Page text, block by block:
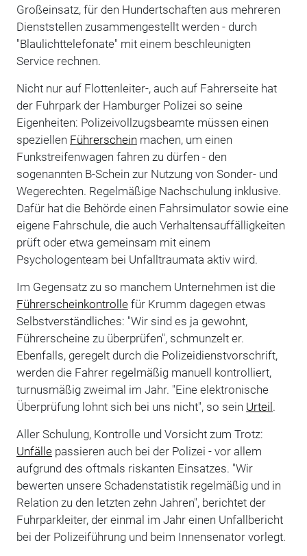
Großeinsatz, für den Hundertschaften aus mehreren
Dienststellen zusammengestellt werden - durch
"Blaulichttelefonate" mit einem beschleunigten
Service rechnen.
Nicht nur auf Flottenleiter-, auch auf Fahrerseite hat
der Fuhrpark der Hamburger Polizei so seine
Eigenheiten: Polizeivollzugsbeamte müssen einen
speziellen Führerschein machen, um einen
Funkstreifenwagen fahren zu dürfen - den
sogenannten B-Schein zur Nutzung von Sonder- und
Wegerechten. Regelmäßige Nachschulung inklusive.
Dafür hat die Behörde einen Fahrsimulator sowie eine
eigene Fahrschule, die auch Verhaltensauffälligkeiten
prüft oder etwa gemeinsam mit einem
Psychologenteam bei Unfalltraumata aktiv wird.
Im Gegensatz zu so manchem Unternehmen ist die
Führerscheinkontrollefür Krumm dagegen etwas
Selbstverständliches: "Wir sind es ja gewohnt,
Führerscheine zu überprüfen", schmunzelt er.
Ebenfalls, geregelt durch die Polizeidienstvorschrift,
werden die Fahrer regelmäßig manuell kontrolliert,
turnusmäßig zweimal im Jahr. "Eine elektronische
Überprüfung lohnt sich bei uns nicht", so sein Urteil.
Aller Schulung, Kontrolle und Vorsicht zum Trotz:
Unfällepassieren auch bei der Polizei - vor allem
aufgrund des oftmals riskanten Einsatzes. "Wir
bewerten unsere Schadenstatistik regelmäßig und in
Relation zu den letzten zehn Jahren", berichtet der
Fuhrparkleiter, der einmal im Jahr einen Unfallbericht
bei der Polizeiführung und beim Innensenator vorlegt.